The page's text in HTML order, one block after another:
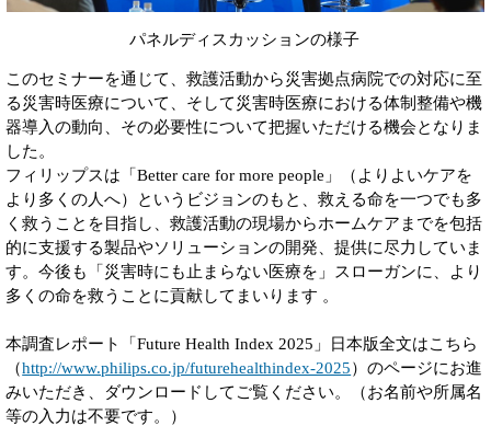
パネルディスカッションの様子
このセミナーを通じて、救護活動から災害拠点病院での対応に至
る災害時医療について、そして災害時医療における体制整備や機
器導入の動向、その必要性について把握いただける機会となりま
した。
フィリップスは「Better care for more people」（よりよいケアを
より多くの人へ）というビジョンのもと、救える命を一つでも多
く救うことを目指し、救護活動の現場からホームケアまでを包括
的に支援する製品やソリューションの開発、提供に尽力していま
す。今後も「災害時にも止まらない医療を」スローガンに、より
多くの命を救うことに貢献してまいります 。
本調査レポート「Future Health Index 2025」日本版全文はこちら
（http://www.philips.co.jp/futurehealthindex-2025）のページにお進
みいただき、ダウンロードしてご覧ください。（お名前や所属名
等の入力は不要です。）